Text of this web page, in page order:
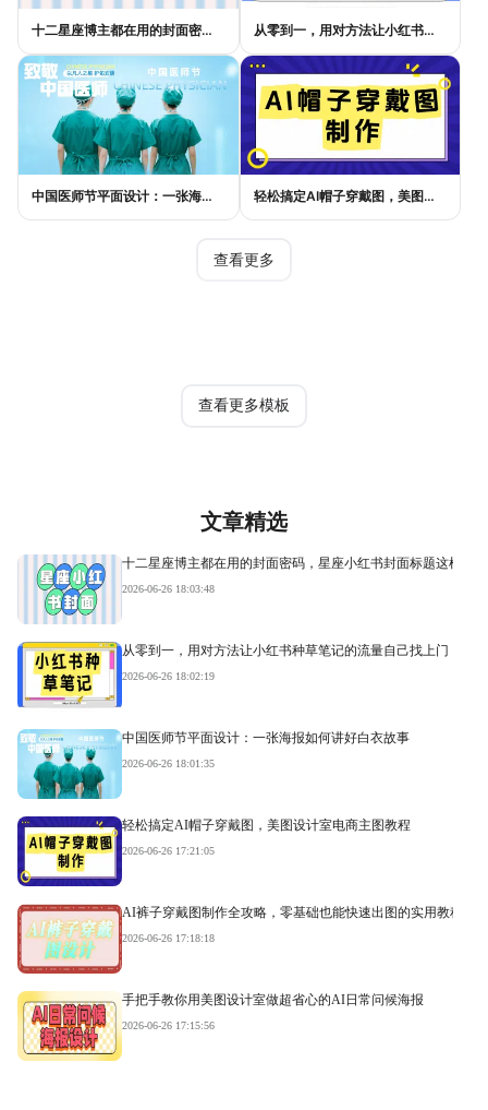
十二星座博主都在用的封面密码，星座小红书封面标题这样写才吸睛 从零到一，用对方法让小红书种草笔记的流量自己找上门
中国医师节平面设计：一张海报如何讲好白衣故事 轻松搞定AI帽子穿戴图，美图设计室电商主图教程
查看更多
查看更多模板
文章精选
十二星座博主都在用的封面密码，星座小红书封面标题这样写
2026-06-26 18:03:48
从零到一，用对方法让小红书种草笔记的流量自己找上门
2026-06-26 18:02:19
中国医师节平面设计：一张海报如何讲好白衣故事
2026-06-26 18:01:35
轻松搞定AI帽子穿戴图，美图设计室电商主图教程
2026-06-26 17:21:05
AI裤子穿戴图制作全攻略，零基础也能快速出图的实用教程
2026-06-26 17:18:18
手把手教你用美图设计室做超省心的AI日常问候海报
2026-06-26 17:15:56